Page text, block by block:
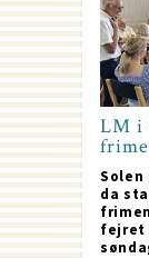
LM i
da
fejret